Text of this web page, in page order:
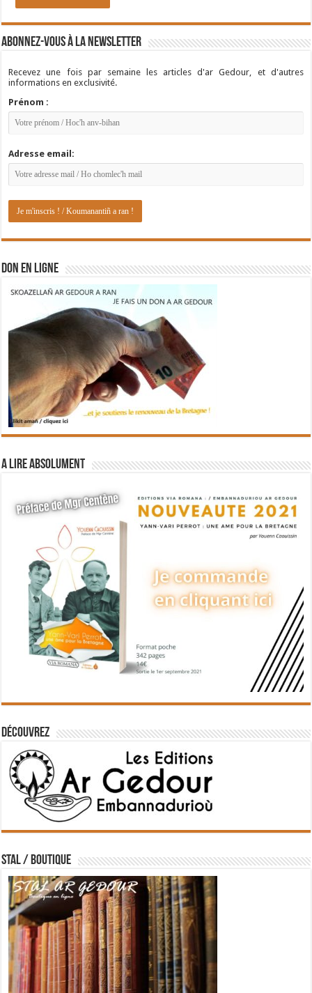
Abonnez-vous à la newsletter
Recevez une fois par semaine les articles d'ar Gedour, et d'autres
informations en exclusivité.
Prénom :
Adresse email:
DON EN LIGNE
A lire absolument
Découvrez
STAL / BOUTIQUE